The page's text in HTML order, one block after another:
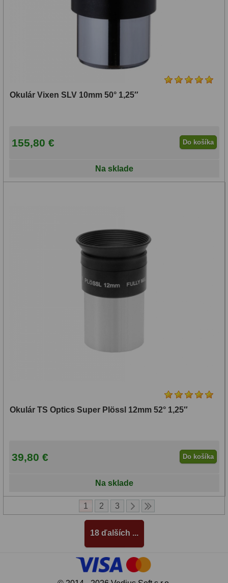
Okulár Vixen SLV 10mm 50° 1,25″
155,80 € Do košíka
Na sklade
Okulár TS Optics Super Plössl 12mm 52° 1,25″
39,80 € Do košíka
Na sklade
1 2 3
18 ďalších ...